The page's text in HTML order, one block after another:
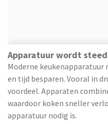
Apparatuur wordt
Moderne keukenapparatuur
en tijd besparen. Vooral in
voordeel. Apparaten
waardoor koken sneller
apparatuur nodig is.